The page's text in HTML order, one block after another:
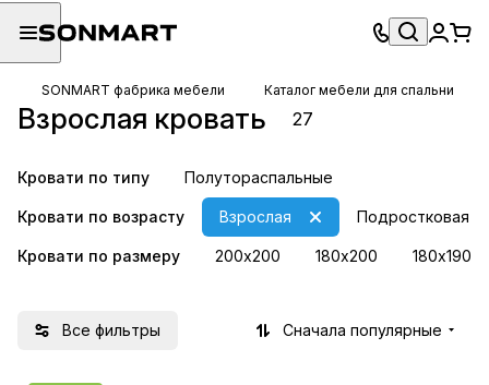
SONMART фабрика мебели Каталог мебели для спальни
Взрослая кровать 27
Кровати по типу Полутораспальные
Кровати по возрасту Взрослая Подростковая
Кровати по размеру 200х200 180х200 180х190
Все фильтры Сначала популярные